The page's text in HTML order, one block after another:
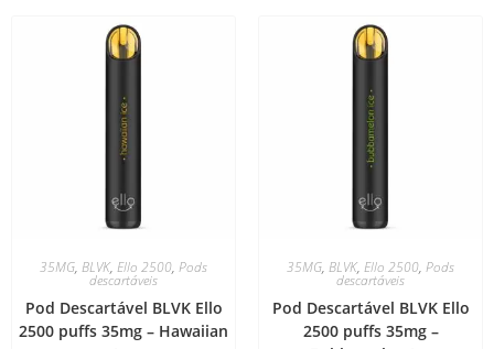
35MG, BLVK, Ello 2500, Pods
descartáveis
Pod Descartável BLVK Ello
2500 puffs 35mg – Hawaiian
35MG, BLVK, Ello 2500, Pods
descartáveis
Pod Descartável BLVK Ello
2500 puffs 35mg –